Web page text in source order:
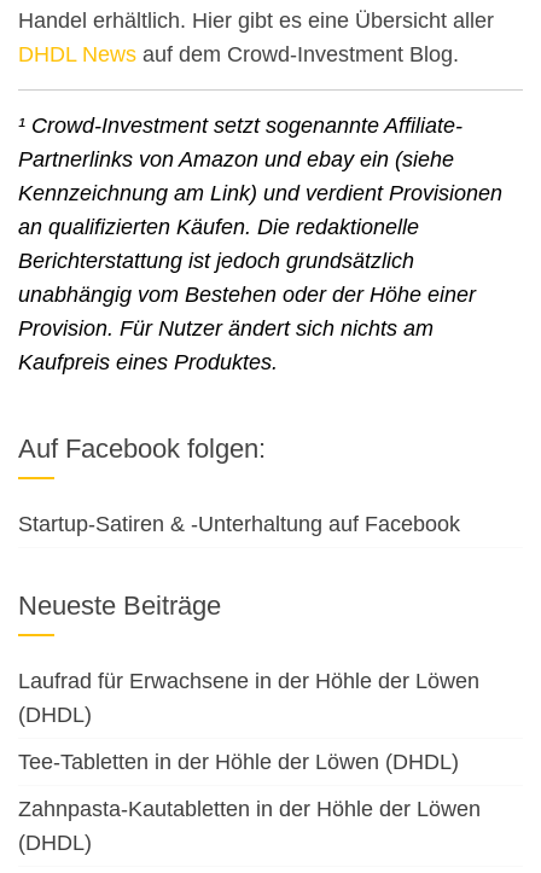
Handel erhältlich. Hier gibt es eine Übersicht aller
DHDL News auf dem Crowd-Investment Blog.
¹ Crowd-Investment setzt sogenannte Affiliate-
Partnerlinks von Amazon und ebay ein (siehe
Kennzeichnung am Link) und verdient Provisionen
an qualifizierten Käufen. Die redaktionelle
Berichterstattung ist jedoch grundsätzlich
unabhängig vom Bestehen oder der Höhe einer
Provision. Für Nutzer ändert sich nichts am
Kaufpreis eines Produktes.
Auf Facebook folgen:
Startup-Satiren & -Unterhaltung auf Facebook
Neueste Beiträge
Laufrad für Erwachsene in der Höhle der Löwen
(DHDL)
Tee-Tabletten in der Höhle der Löwen (DHDL)
Zahnpasta-Kautabletten in der Höhle der Löwen
(DHDL)